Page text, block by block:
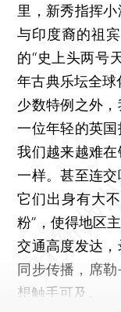
里，新秀指挥
与印度裔的祖
的“史上头两号
年古典乐坛全
少数特例之外
一位年轻的英
我们越来越难
一样。甚至连
它们出身有大
粉”，使得地区
交通高度发达
同步传播，席勒
想触手可及。